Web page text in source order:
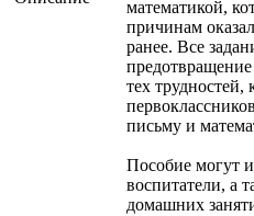
математикой,
причинам
ранее. Все
тех трудностей,
письму и
Пособие могут
воспитатели, а
домашних